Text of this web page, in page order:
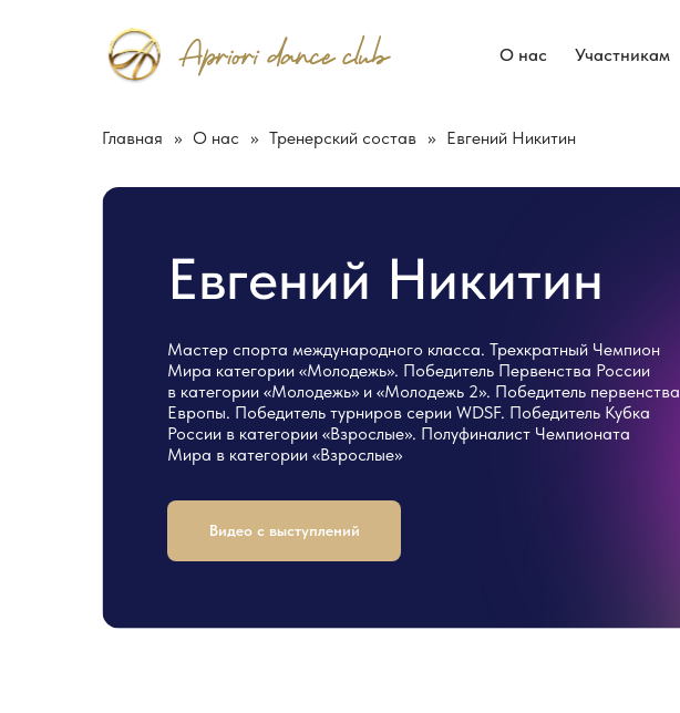
О нас Участникам
Главная » О нас » Тренерский состав » Евгений Никитин
Евгений Никитин
Мастер спорта международного класса. Трехкратный Чемпион
Мира категории «Молодежь». Победитель Первенства России
в категории «Молодежь» и «Молодежь 2». Победитель первенства
Европы. Победитель турниров серии WDSF. Победитель Кубка
России в категории «Взрослые». Полуфиналист Чемпионата
Мира в категории «Взрослые»
Видео с выступлений